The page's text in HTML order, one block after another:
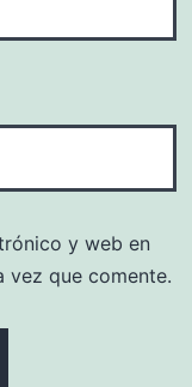
y web en
vez que comente.